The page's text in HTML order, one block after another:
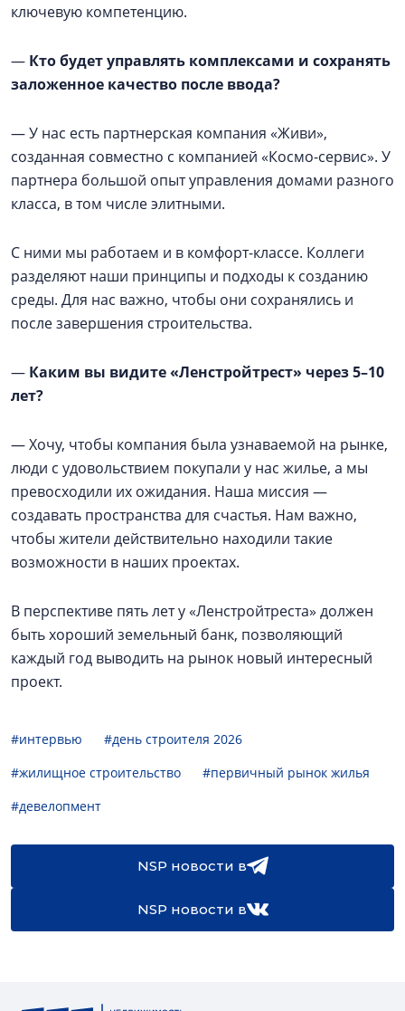
ключевую компетенцию.
— Кто будет управлять комплексами и сохранять
заложенное качество после ввода?
— У нас есть партнерская компания «Живи»,
созданная совместно с компанией «Космо-сервис». У
партнера большой опыт управления домами разного
класса, в том числе элитными.
С ними мы работаем и в комфорт-классе. Коллеги
разделяют наши принципы и подходы к созданию
среды. Для нас важно, чтобы они сохранялись и
после завершения строительства.
— Каким вы видите «Ленстройтрест» через 5–10
лет?
— Хочу, чтобы компания была узнаваемой на рынке,
люди с удовольствием покупали у нас жилье, а мы
превосходили их ожидания. Наша миссия —
создавать пространства для счастья. Нам важно,
чтобы жители действительно находили такие
возможности в наших проектах.
В перспективе пять лет у «Ленстройтреста» должен
быть хороший земельный банк, позволяющий
каждый год выводить на рынок новый интересный
проект.
#интервью
#день строителя 2026
#жилищное строительство
#первичный рынок жилья
#девелопмент
NSP новости в
NSP новости в